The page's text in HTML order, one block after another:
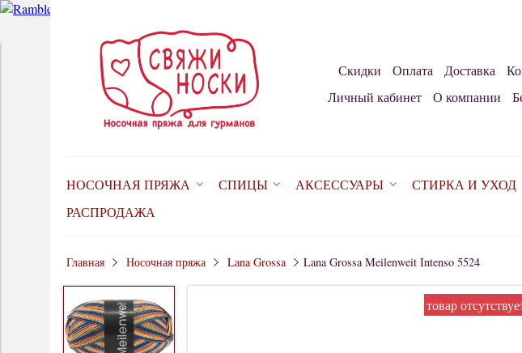
Скидки Оплата Доставка
Личный кабинет
О компании
НОСОЧНАЯ ПРЯЖА СПИЦЫ АКСЕССУАРЫ СТИРКА И УХОД
РАСПРОДАЖА
Главная Носочная пряжа Lana Grossa Lana Grossa Meilenweit Intenso 5524
товар